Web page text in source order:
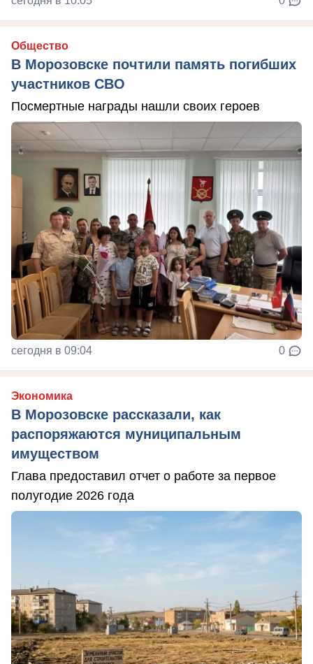
Общество
В Морозовске почтили память погибших
участников СВО
Посмертные награды нашли своих героев
сегодня в 09:04 0
Экономика
В Морозовске рассказали, как
распоряжаются муниципальным
имуществом
Глава предоставил отчет о работе за первое
полугодие 2026 года